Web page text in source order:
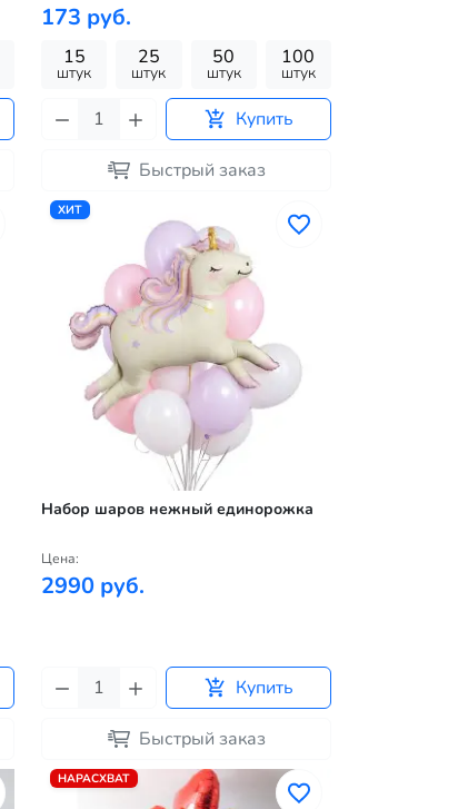
173 руб.
15
штук
25
штук
50
штук
100
штук
Купить
Быстрый заказ
ХИТ
Набор шаров нежный единорожка
Цена:
2990 руб.
Купить
Быстрый заказ
НАРАСХВАТ